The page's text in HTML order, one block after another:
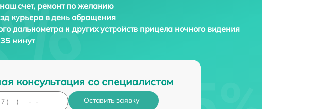
счет, ремонт по желанию
курьера в день обращения
дальнометра и других устройств прицела ночного видения
минут
консультация со специалистом
Оставить заявку